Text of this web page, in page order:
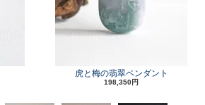
虎と梅の翡翠ペンダント
198,350円